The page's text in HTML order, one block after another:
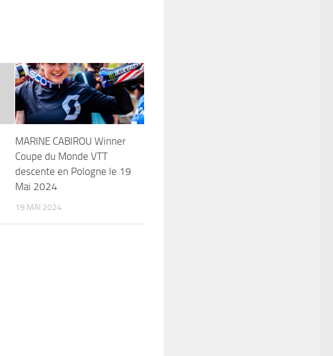
MARINE CABIROU Winner
Coupe du Monde VTT
descente en Pologne le 19
Mai 2024
19 MAI 2024